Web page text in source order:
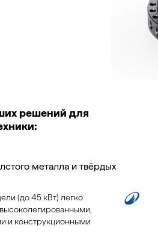
решений для
металла и твёрдых
(до 45 кВт) легко
и конструкционными